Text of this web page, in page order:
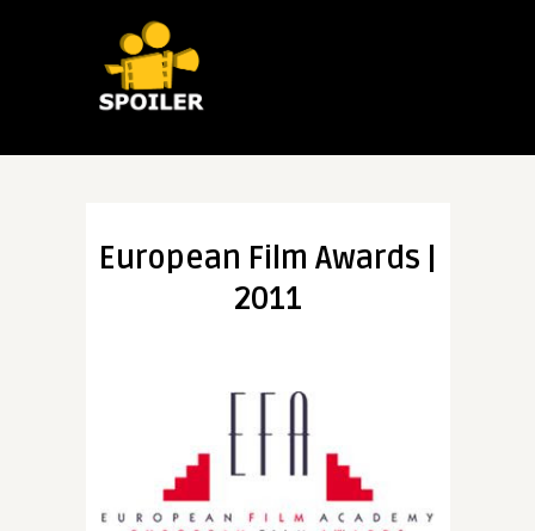
European Film Awards |
2011